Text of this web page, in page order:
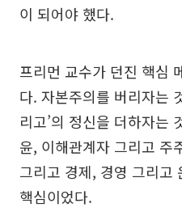
이 되어야 했다.
프리먼 교수가 던진 핵심
다. 자본주의를 버리자는
리고’의 정신을 더하자는
윤, 이해관계자 그리고 주
그리고 경제, 경영 그리고
핵심이었다.